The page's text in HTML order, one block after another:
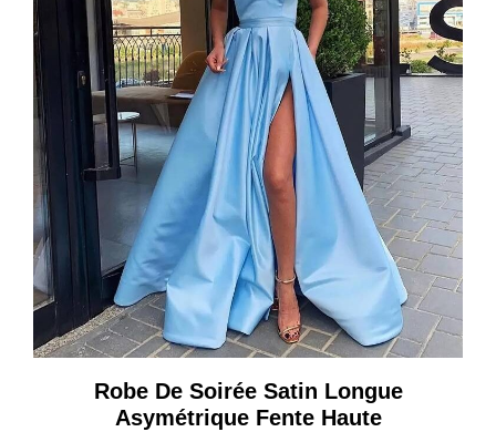
Robe De Soirée Satin Longue
Asymétrique Fente Haute